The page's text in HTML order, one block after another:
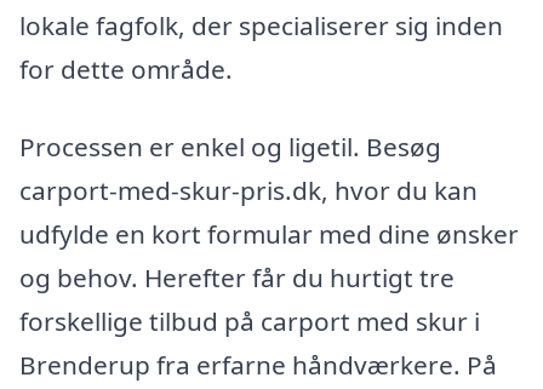
lokale fagfolk, der specialiserer sig inden
for dette område.
Processen er enkel og ligetil. Besøg
carport-med-skur-pris.dk, hvor du kan
udfylde en kort formular med dine ønsker
og behov. Herefter får du hurtigt tre
forskellige tilbud på carport med skur i
Brenderup fra erfarne håndværkere. På